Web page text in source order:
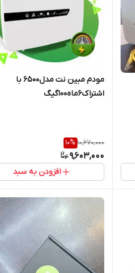
مودم مبین نت مدل6500 با
اشتراک6ماه100گیگ
10,670,000
10%
9,603,000
افزودن به سبد